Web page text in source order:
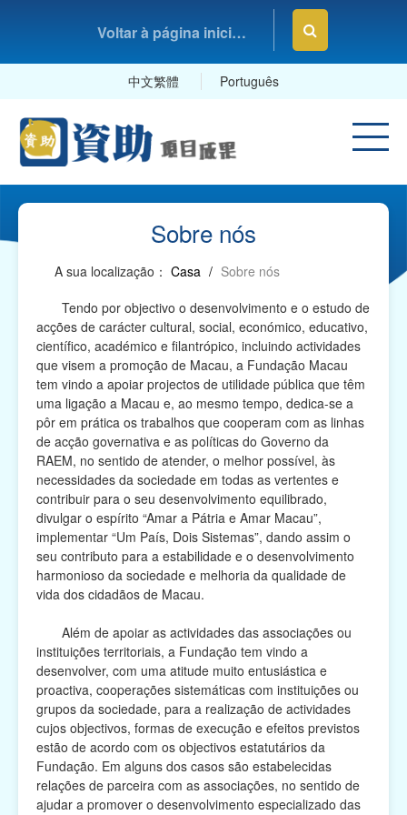
Voltar à página inicial da Fundação Macau
中文繁體 Português
Sobre nós
A sua localização： Casa / Sobre nós
Tendo por objectivo o desenvolvimento e o estudo de
acções de carácter cultural, social, económico, educativo,
científico, académico e filantrópico, incluindo actividades
que visem a promoção de Macau, a Fundação Macau
tem vindo a apoiar projectos de utilidade pública que têm
uma ligação a Macau e, ao mesmo tempo, dedica-se a
pôr em prática os trabalhos que cooperam com as linhas
de acção governativa e as políticas do Governo da
RAEM, no sentido de atender, o melhor possível, às
necessidades da sociedade em todas as vertentes e
contribuir para o seu desenvolvimento equilibrado,
divulgar o espírito “Amar a Pátria e Amar Macau”,
implementar “Um País, Dois Sistemas”, dando assim o
seu contributo para a estabilidade e o desenvolvimento
harmonioso da sociedade e melhoria da qualidade de
vida dos cidadãos de Macau.
Além de apoiar as actividades das associações ou
instituições territoriais, a Fundação tem vindo a
desenvolver, com uma atitude muito entusiástica e
proactiva, cooperações sistemáticas com instituições ou
grupos da sociedade, para a realização de actividades
cujos objectivos, formas de execução e efeitos previstos
estão de acordo com os objectivos estatutários da
Fundação. Em alguns dos casos são estabelecidas
relações de parceira com as associações, no sentido de
ajudar a promover o desenvolvimento especializado das